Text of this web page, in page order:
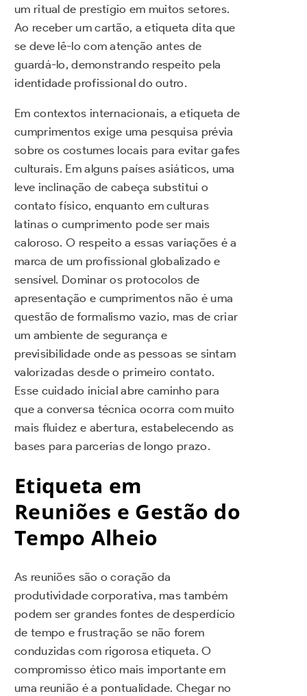
um ritual de prestígio em muitos setores.
Ao receber um cartão, a etiqueta dita que
se deve lê-lo com atenção antes de
guardá-lo, demonstrando respeito pela
identidade profissional do outro.
Em contextos internacionais, a etiqueta de
cumprimentos exige uma pesquisa prévia
sobre os costumes locais para evitar gafes
culturais. Em alguns países asiáticos, uma
leve inclinação de cabeça substitui o
contato físico, enquanto em culturas
latinas o cumprimento pode ser mais
caloroso. O respeito a essas variações é a
marca de um profissional globalizado e
sensível. Dominar os protocolos de
apresentação e cumprimentos não é uma
questão de formalismo vazio, mas de criar
um ambiente de segurança e
previsibilidade onde as pessoas se sintam
valorizadas desde o primeiro contato.
Esse cuidado inicial abre caminho para
que a conversa técnica ocorra com muito
mais fluidez e abertura, estabelecendo as
bases para parcerias de longo prazo.
Etiqueta em
Reuniões e Gestão do
Tempo Alheio
As reuniões são o coração da
produtividade corporativa, mas também
podem ser grandes fontes de desperdício
de tempo e frustração se não forem
conduzidas com rigorosa etiqueta. O
compromisso ético mais importante em
uma reunião é a pontualidade. Chegar no